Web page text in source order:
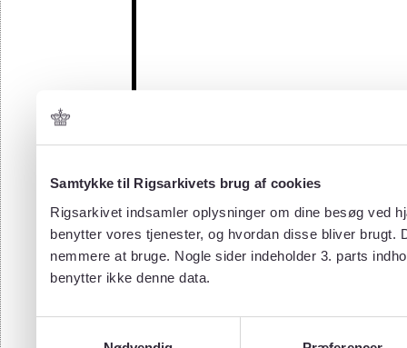
Samtykke til Rigsarkivets brug af cookies
Rigsarkivet indsamler oplysninger om dine besøg ved
benytter vores tjenester, og hvordan disse bliver
nemmere at bruge. Nogle sider indeholder 3. parts
benytter ikke denne data.